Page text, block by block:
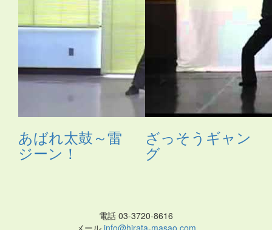
あばれ太鼓～雷
ジーン！
ざっそうギャン
グ
電話 03-3720-8616
メール info@hirata-masao.com